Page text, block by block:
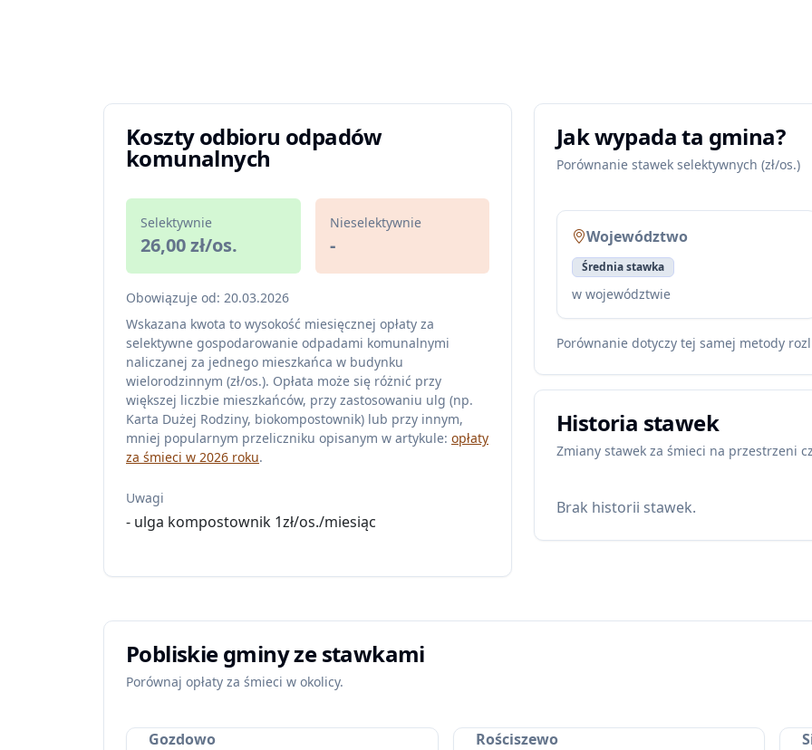
Koszty odbioru odpadów
komunalnych
Selektywnie
26,00 zł/os.
Nieselektywnie
-
Obowiązuje od: 20.03.2026
Wskazana kwota to wysokość miesięcznej opłaty za
selektywne gospodarowanie odpadami komunalnymi
naliczanej za jednego mieszkańca w budynku
wielorodzinnym (zł/os.). Opłata może się różnić przy
większej liczbie mieszkańców, przy zastosowaniu ulg (np.
Karta Dużej Rodziny, biokompostownik) lub przy innym,
mniej popularnym przeliczniku opisanym w artykule: opłaty
za śmieci w 2026 roku.
Uwagi
- ulga kompostownik 1zł/os./miesiąc
Jak wypada ta gmina?
Porównanie stawek selektywnych (zł/os.)
Województwo
Średnia stawka
w województwie
Porównanie dotyczy tej samej metody
Historia stawek
Zmiany stawek za śmieci na przestrzeni
Brak historii stawek.
Pobliskie gminy ze stawkami
Porównaj opłaty za śmieci w okolicy.
Gozdowo Rościszewo